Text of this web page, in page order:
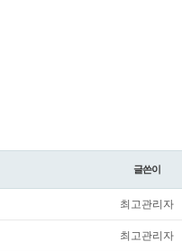
글쓴이
최고관리자
최고관리자